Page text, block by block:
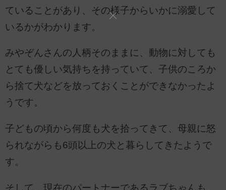
ていることがあり、その様子からいかに溺愛して
いるかがわかります。
みやぞんさんの人柄そのままに、動物に対しても
とても優しい気持ちを持っていて、子供のころか
ら捨て犬などを放っておくことができなかったよ
うです。
子どもの頃から何度も犬を拾ってきて、母親に怒
られながらも6頭以上の犬と暮らしてきたようで
す。
そして、現在のパートナーであるラブちゃんも、